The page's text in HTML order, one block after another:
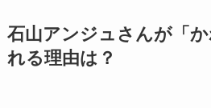
石山アンジュさんが「
れる理由は？